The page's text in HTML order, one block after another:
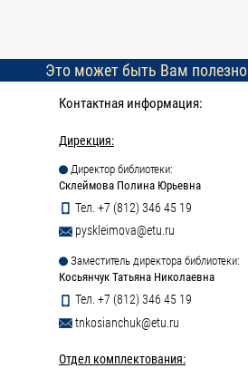
Это может быть Вам полезно
Контактная информация:
Дирекция:
Директор библиотеки:
Склеймова Полина Юрьевна
Тел. +7 (812) 346 45 19
pyskleimova@etu.ru
Заместитель директора библиотеки:
Косьянчук Татьяна Николаевна
Тел. +7 (812) 346 45 19
tnkosianchuk@etu.ru
Отдел комплектования: